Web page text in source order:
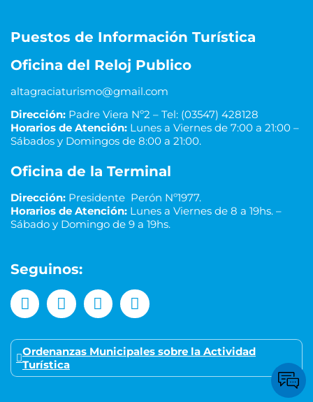
Puestos de Información Turística
Oficina del Reloj Publico
altagraciaturismo@gmail.com
Dirección: Padre Viera Nº2 – Tel: (03547) 428128
Horarios de Atención: Lunes a Viernes de 7:00 a 21:00 –
Sábados y Domingos de 8:00 a 21:00.
Oficina de la Terminal
Dirección: Presidente Perón Nº1977.
Horarios de Atención: Lunes a Viernes de 8 a 19hs. –
Sábado y Domingo de 9 a 19hs.
Seguinos:
Ordenanzas Municipales sobre la Actividad
Turística